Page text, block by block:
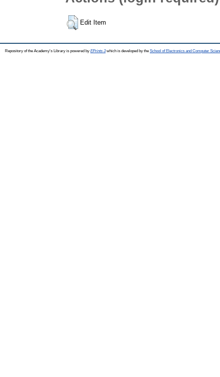
Edit Item
Repository of the Academy's Library is powered by EPrints 3which is developed by the School of Electronics and Computer